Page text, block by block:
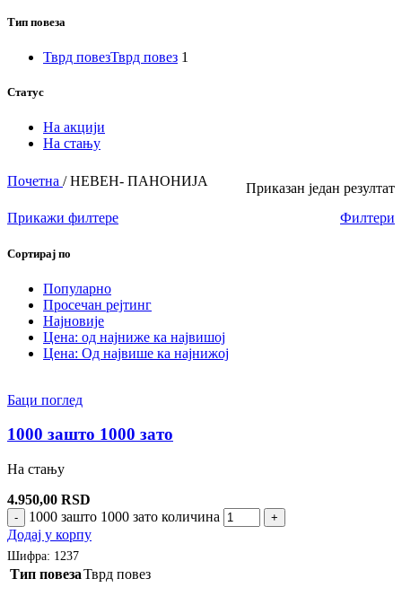
Тип повеза
Тврд повезТврд повез 1
Статус
На акцији
На стању
Почетна / НЕВЕН- ПАНОНИЈА
Приказан један резултат
Прикажи филтере
Филтери
Сортирај по
Популарно
Просечан рејтинг
Најновије
Цена: од најниже ка највишој
Цена: Од највише ка најнижој
Баци поглед
1000 зашто 1000 зато
На стању
4.950,00 RSD
- 1000 зашто 1000 зато количина +
Додај у корпу
Шифра: 1237
Тип повезаТврд повез